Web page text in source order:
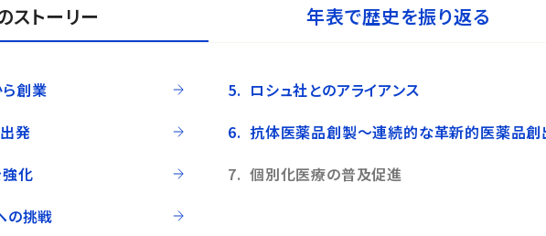
ストーリー 年表で歴史を振り返る
創業
発
化
の挑戦
ロシュ社とのアライアンス
抗体医薬品創製～連続的な革新的医薬品創
個別化医療の普及促進